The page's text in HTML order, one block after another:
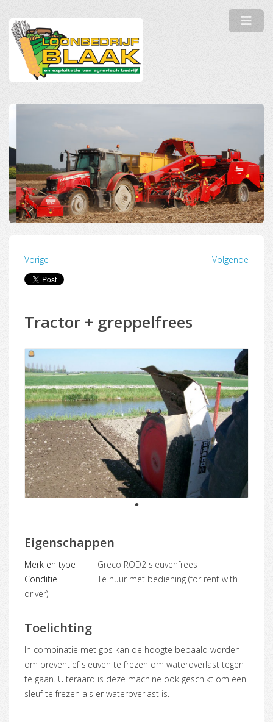
Vorige Volgende
Tractor + greppelfrees
1
Eigenschappen
Merk en type
Greco ROD2 sleuvenfrees
Conditie
Te huur met bediening (for rent with
driver)
Toelichting
In combinatie met gps kan de hoogte bepaald worden
om preventief sleuven te frezen om wateroverlast tegen
te gaan. Uiteraard is deze machine ook geschikt om een
sleuf te frezen als er wateroverlast is.